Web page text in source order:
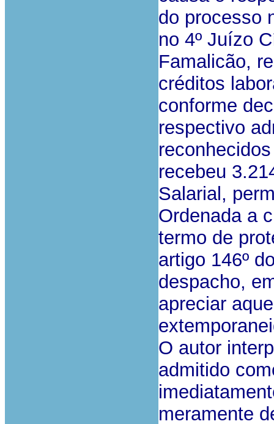
do processo
no 4º Juízo
Famalicão,
créditos
conforme
respectivo
recebeu
Salarial,
Ordenada a
termo de
artigo 146º
despacho,
apreciar
O autor
admitido
meramente